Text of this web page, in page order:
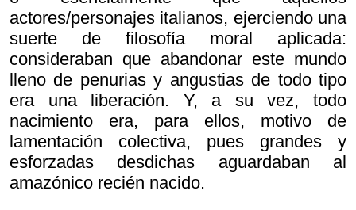
actores/personajes italianos, ejerciendo una
suerte de filosofía moral aplicada:
consideraban que abandonar este mundo
lleno de penurias y angustias de todo tipo
era una liberación. Y, a su vez, todo
nacimiento era, para ellos, motivo de
lamentación colectiva, pues grandes y
esforzadas desdichas aguardaban al
amazónico recién nacido.